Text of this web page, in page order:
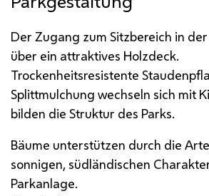
Der Zugang zum Sitzbereich in
über ein attraktives Holzdeck.
Trockenheitsresistente
Splittmulchung wechseln sich mit
bilden die Struktur des Parks.
Bäume unterstützen durch die
sonnigen, südländischen
Parkanlage.